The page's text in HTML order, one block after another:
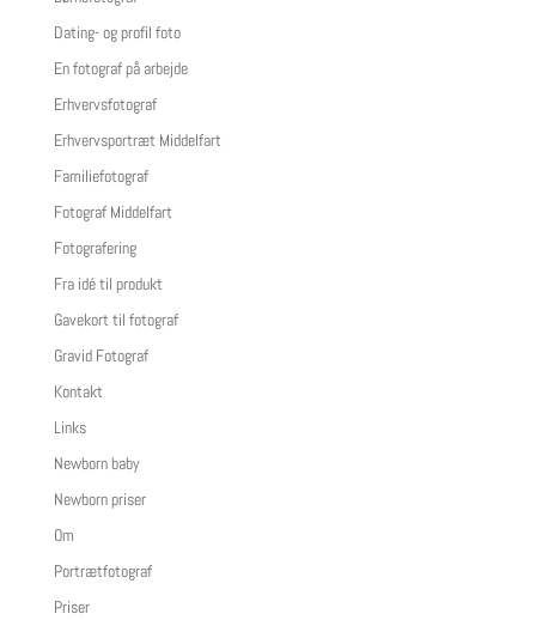
Dating- og profil foto
En fotograf på arbejde
Erhvervsfotograf
Erhvervsportræt Middelfart
Familiefotograf
Fotograf Middelfart
Fotografering
Fra idé til produkt
Gavekort til fotograf
Gravid Fotograf
Kontakt
Links
Newborn baby
Newborn priser
Om
Portrætfotograf
Priser